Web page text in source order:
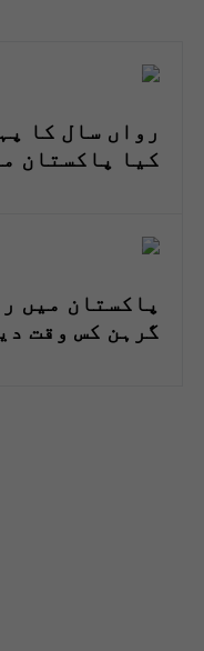
رواں سال کا
کیا پاکستان
پاکستان میں
گرہن کس وقت